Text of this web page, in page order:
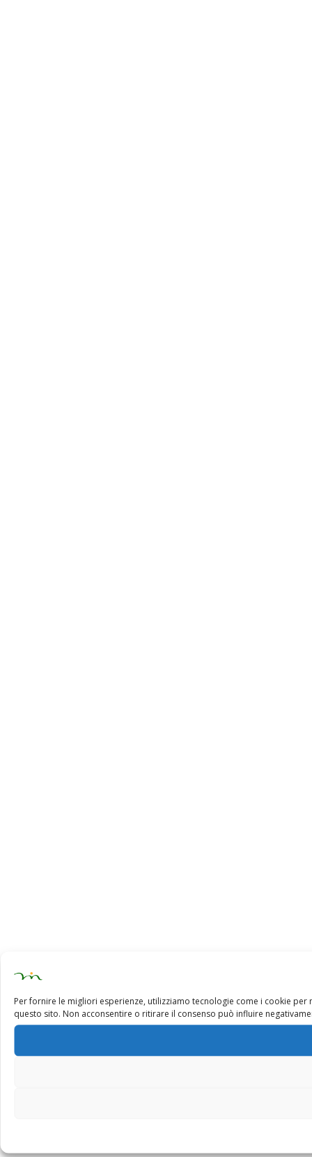
Per fornire le migliori esperienze, utilizziamo tecnologie come i cookie
questo sito. Non acconsentire o ritirare il consenso può influire